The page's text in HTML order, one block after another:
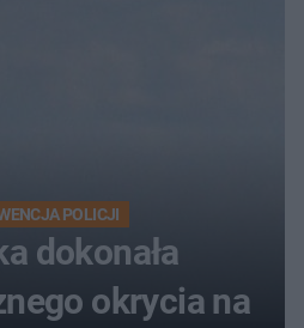
POLICJI
dokonała
okrycia na